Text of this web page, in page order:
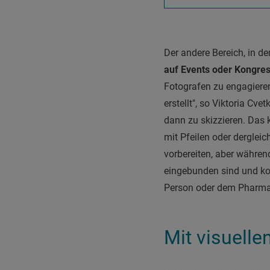
Der andere Bereich, in
auf Events oder
Fotografen zu
erstellt", so Viktoria
dann zu skizzieren.
mit Pfeilen oder
vorbereiten, aber
eingebunden sind und
Person oder dem
Mit